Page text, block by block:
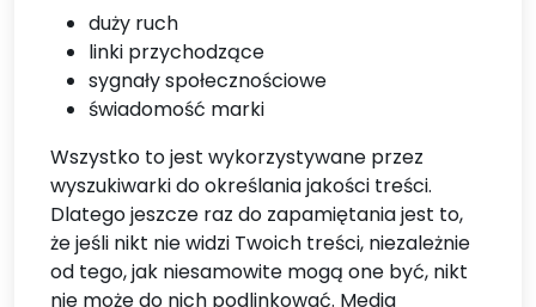
duży ruch
linki przychodzące
sygnały społecznościowe
świadomość marki
Wszystko to jest wykorzystywane przez
wyszukiwarki do określania jakości treści.
Dlatego jeszcze raz do zapamiętania jest to,
że jeśli nikt nie widzi Twoich treści, niezależnie
od tego, jak niesamowite mogą one być, nikt
nie może do nich podlinkować. Media